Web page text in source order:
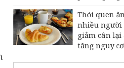
Thói quen
nhiều người
giảm cân
tăng nguy